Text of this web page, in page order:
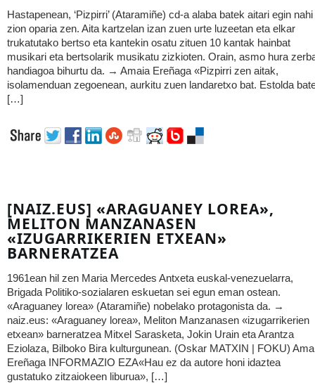
Hastapenean, ‘Pizpirri’ (Ataramiñe) cd-a alaba batek aitari egin nahi
zion oparia zen. Aita kartzelan izan zuen urte luzeetan eta elkar
trukatutako bertso eta kantekin osatu zituen 10 kantak hainbat
musikari eta bertsolarik musikatu zizkioten. Orain, asmo hura
handiagoa bihurtu da. → Amaia Ereñaga «Pizpirri zen aitak,
isolamenduan zegoenean, aurkitu zuen landaretxo bat. Estolda
[…]
[NAIZ.EUS] «ARAGUANEY LOREA»,
MELITON MANZANASEN
«IZUGARRIKERIEN ETXEAN»
BARNERATZEA
1961ean hil zen Maria Mercedes Antxeta euskal-venezuelarra,
Brigada Politiko-sozialaren eskuetan sei egun eman ostean.
«Araguaney lorea» (Ataramiñe) nobelako protagonista da. →
naiz.eus: «Araguaney lorea», Meliton Manzanasen «izugarrikerien
etxean» barneratzea Mitxel Sarasketa, Jokin Urain eta Arantza
Eziolaza, Bilboko Bira kulturgunean. (Oskar MATXIN | FOKU)
Ereñaga INFORMAZIO EZA«Hau ez da autore honi idaztea
gustatuko zitzaiokeen liburua», […]